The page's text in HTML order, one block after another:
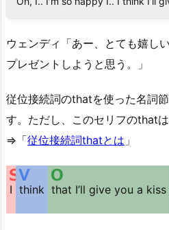
ウェンディ「あー、とても嬉し
プレゼントしようと思う。」
従位接続詞のthatを使った名詞
す。ただし、このセリフのthatは
⇒「従位接続詞thatとは 」
I think that I’ll give you a kiss